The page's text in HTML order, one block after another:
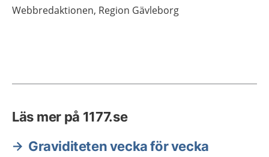
Webbredaktionen, Region Gävleborg
Läs mer på 1177.se
Graviditeten vecka för vecka